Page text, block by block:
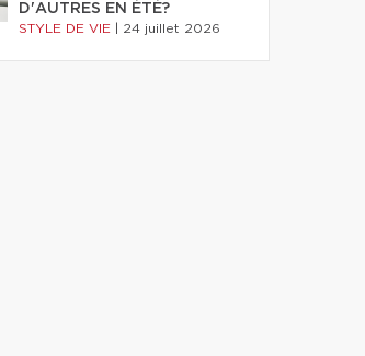
D'AUTRES EN ÉTÉ?
STYLE DE VIE 24 juillet 2026